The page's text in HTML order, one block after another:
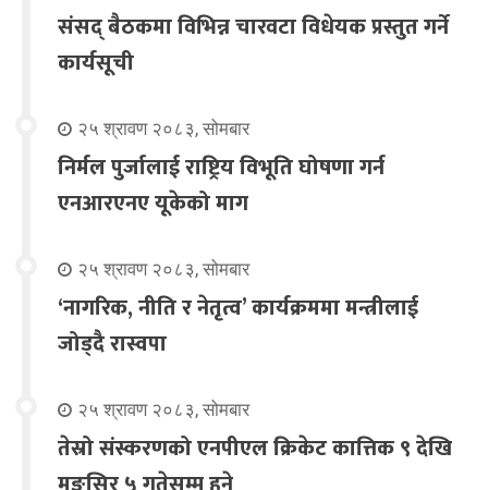
संसद् बैठकमा विभिन्न चारवटा विधेयक प्रस्तुत गर्ने
कार्यसूची
२५ श्रावण २०८३, सोमबार
निर्मल पुर्जालाई राष्ट्रिय विभूति घोषणा गर्न
एनआरएनए यूकेको माग
२५ श्रावण २०८३, सोमबार
‘नागरिक, नीति र नेतृत्व’ कार्यक्रममा मन्त्रीलाई
जोड्दै रास्वपा
२५ श्रावण २०८३, सोमबार
तेस्रो संस्करणको एनपीएल क्रिकेट कात्तिक ९ देखि